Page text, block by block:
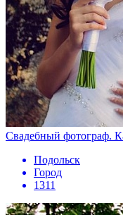
Свадебный фотограф.
Подольск
Город
1311